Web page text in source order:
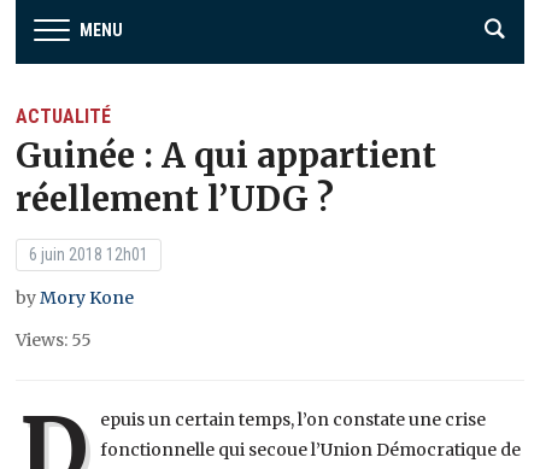
MENU
ACTUALITÉ
Guinée : A qui appartient
réellement l’UDG ?
6 juin 2018 12h01
byMory Kone
Views: 55
epuis un certain temps, l’on constate une crise
fonctionnelle qui secoue l’Union Démocratique de